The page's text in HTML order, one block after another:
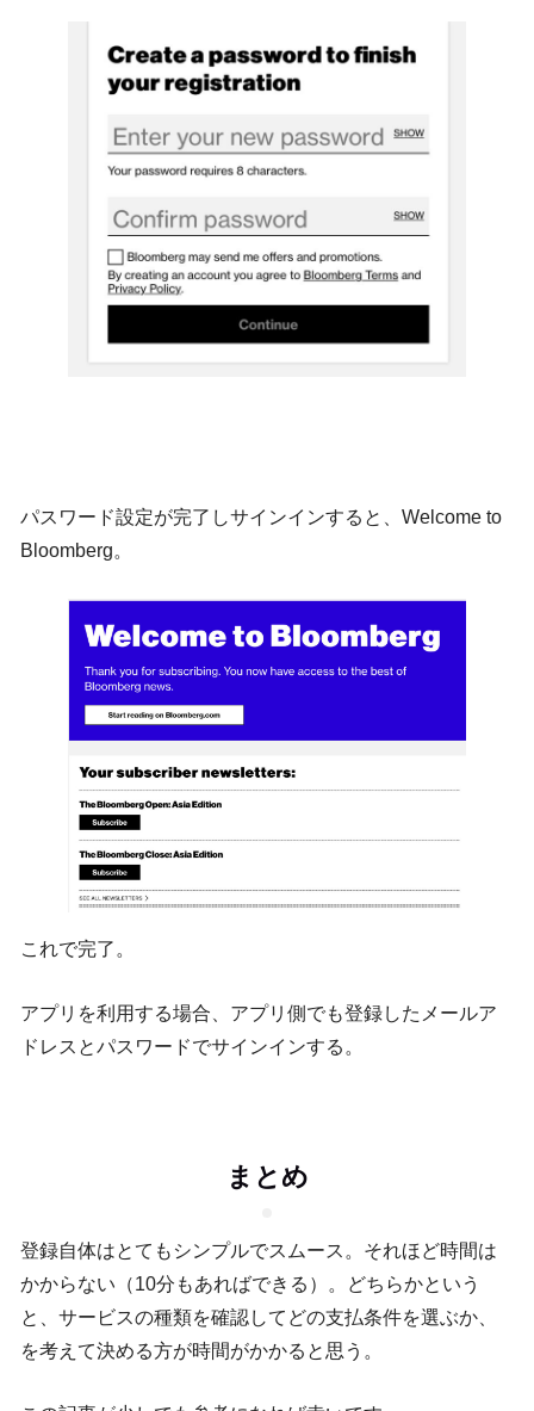
パスワード設定が完了しサインインすると、Welcome to
Bloomberg。
これで完了。
アプリを利用する場合、アプリ側でも登録したメールア
ドレスとパスワードでサインインする。
まとめ
登録自体はとてもシンプルでスムース。それほど時間は
かからない（10分もあればできる）。どちらかという
と、サービスの種類を確認してどの支払条件を選ぶか、
を考えて決める方が時間がかかると思う。